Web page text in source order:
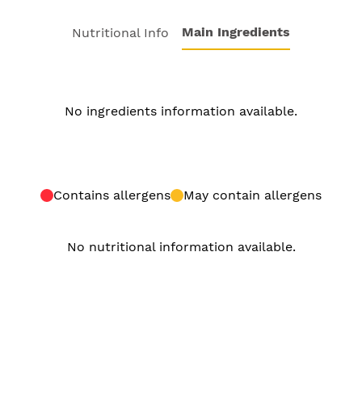
Nutritional Info Main Ingredients
No ingredients information available.
Contains allergens May contain allergens
No nutritional information available.